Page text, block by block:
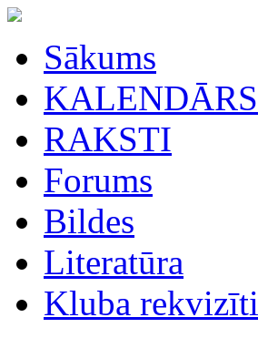
Sākums
KALENDĀRS
RAKSTI
Forums
Bildes
Literatūra
Kluba rekvizīti